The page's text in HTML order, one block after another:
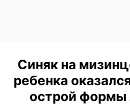
Синяк на
ребенка
острой формы